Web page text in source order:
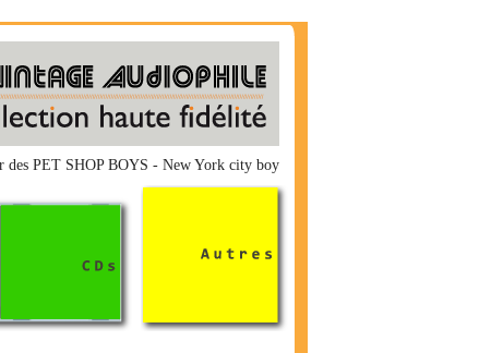
des PET SHOP BOYS - New York city boy